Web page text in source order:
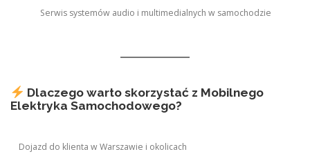
Serwis systemów audio i multimedialnych w samochodzie
Dlaczego warto skorzystać z Mobilnego
Elektryka Samochodowego?
Dojazd do klienta w Warszawie i okolicach